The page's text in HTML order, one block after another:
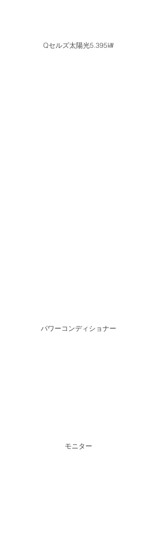
Qセルズ太陽光5.395㎾
パワーコンディショナー
モニター